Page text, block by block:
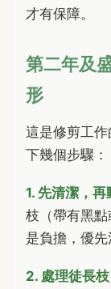
才有保障。
第二年及
形
這是修剪工
下幾個步驟：
1. 先清潔，再
枝（帶有黑
是負擔，優先
2. 處理徒長枝